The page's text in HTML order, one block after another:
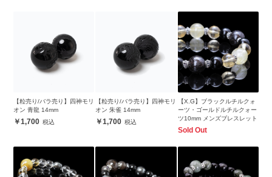
【粒売り/バラ売り】四神モリ
オン 青龍 14mm
1,700
【粒売り/バラ売り】四神モリ
オン 朱雀 14mm
1,700
【X.G】ブラックルチルクォ
ーツ・ゴールドルチルクォー
ツ10mm メンズブレスレット
Sold Out